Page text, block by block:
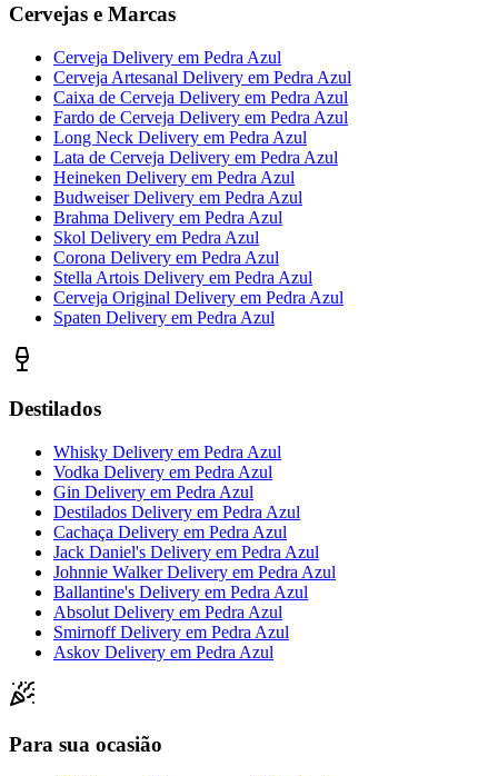
Cervejas e Marcas
Cerveja Delivery em Pedra Azul
Cerveja Artesanal Delivery em Pedra Azul
Caixa de Cerveja Delivery em Pedra Azul
Fardo de Cerveja Delivery em Pedra Azul
Long Neck Delivery em Pedra Azul
Lata de Cerveja Delivery em Pedra Azul
Heineken Delivery em Pedra Azul
Budweiser Delivery em Pedra Azul
Brahma Delivery em Pedra Azul
Skol Delivery em Pedra Azul
Corona Delivery em Pedra Azul
Stella Artois Delivery em Pedra Azul
Cerveja Original Delivery em Pedra Azul
Spaten Delivery em Pedra Azul
Destilados
Whisky Delivery em Pedra Azul
Vodka Delivery em Pedra Azul
Gin Delivery em Pedra Azul
Destilados Delivery em Pedra Azul
Cachaça Delivery em Pedra Azul
Jack Daniel's Delivery em Pedra Azul
Johnnie Walker Delivery em Pedra Azul
Ballantine's Delivery em Pedra Azul
Absolut Delivery em Pedra Azul
Smirnoff Delivery em Pedra Azul
Askov Delivery em Pedra Azul
Para sua ocasião